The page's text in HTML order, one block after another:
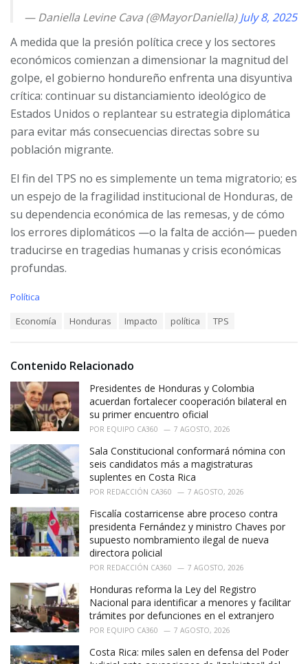
— Daniella Levine Cava (@MayorDaniella)July 8, 2025
A medida que la presión política crece y los sectores
económicos comienzan a dimensionar la magnitud del
golpe, el gobierno hondureño enfrenta una disyuntiva
crítica: continuar su distanciamiento ideológico de
Estados Unidos o replantear su estrategia diplomática
para evitar más consecuencias directas sobre su
población migrante.
El fin del TPS no es simplemente un tema migratorio; es
un espejo de la fragilidad institucional de Honduras, de
su dependencia económica de las remesas, y de cómo
los errores diplomáticos —o la falta de acción— pueden
traducirse en tragedias humanas y crisis económicas
profundas.
C
r
i
s
:
Política
:
Economía Honduras Impacto política TPS
Contenido Relacionado
Presidentes de Honduras y Colombia
acuerdan fortalecer cooperación bilateral en
su primer encuentro oficial
POR EQUIPO CA360 7 AGOSTO, 2026
Sala Constitucional conformará nómina con
seis candidatos más a magistraturas
suplentes en Costa Rica
POR REDACCIÓN CA360 7 AGOSTO, 2026
Fiscalía costarricense abre proceso contra
presidenta Fernández y ministro Chaves por
supuesto nombramiento ilegal de nueva
directora policial
POR REDACCIÓN CA360 7 AGOSTO, 2026
Honduras reforma la Ley del Registro
Nacional para identificar a menores y facilitar
trámites por defunciones en el extranjero
POR EQUIPO CA360 7 AGOSTO, 2026
Costa Rica: miles salen en defensa del Poder